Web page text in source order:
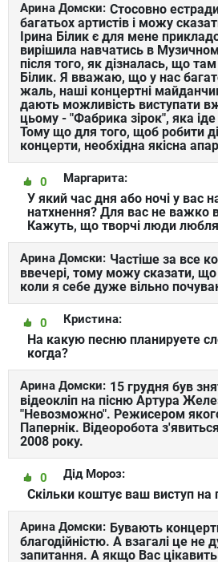
Арина Домски: Стосовно
багатьох артистів і можу
Ірина Білик є для мене
вирішила навчатись в
після того, як дізналась, що
Білик. Я вважаю, що у нас
жаль, наші концертні
дають можливість виступати
цьому - "Фабрика зірок", яка
Тому що для того, щоб робити
концерти, необхідна якісна
Маргарита:
0
У який час дня або ночі у вас
натхнення? Для вас не важко
Кажуть, що творчі люди
Арина Домски: Частіше за все
ввечері, тому можу сказати, що
коли я себе дуже вільно
Кристина:
0
На какую песню планируете
когда?
Арина Домски: 15 грудня був
відеокліп на пісню Артура
"Невозможно". Режисером
Папернік. Відеоробота
2008 року.
Дід Мороз:
0
Скільки коштує ваш виступ на
Арина Домски: Бувають
благодійністю. А взагалі це не
запитання. А якщо Вас